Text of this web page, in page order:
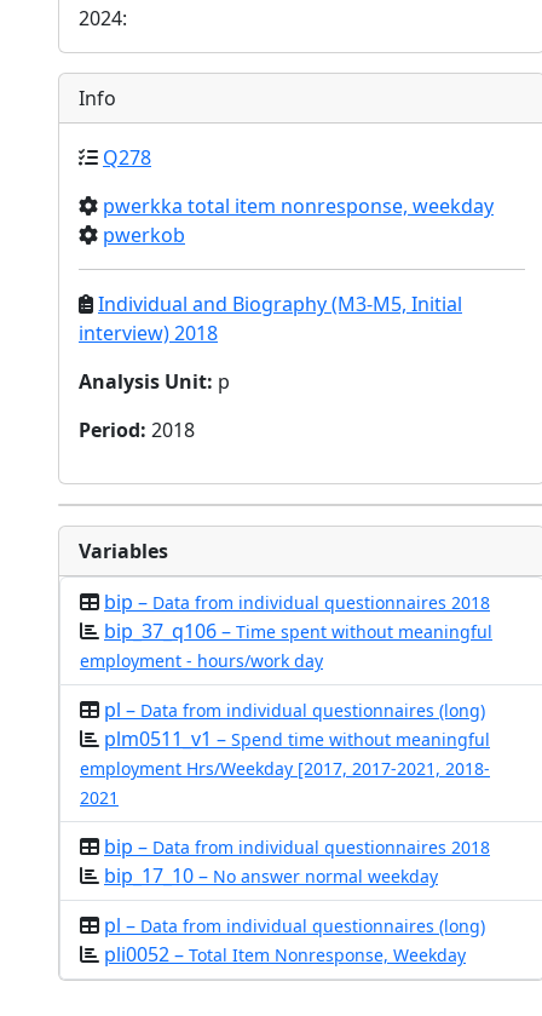
2024:
Info
Q278
pwerkka total item nonresponse, weekday
pwerkob
Individual and Biography (M3-M5, Initial
interview) 2018
Analysis Unit: p
Period: 2018
Variables
bip – Data from individual questionnaires 2018
bip_37_q106 – Time spent without meaningful
employment - hours/work day
pl – Data from individual questionnaires (long)
plm0511_v1 – Spend time without meaningful
employment Hrs/Weekday [2017, 2017-2021, 2018-
2021
bip – Data from individual questionnaires 2018
bip_17_10 – No answer normal weekday
pl – Data from individual questionnaires (long)
pli0052 – Total Item Nonresponse, Weekday